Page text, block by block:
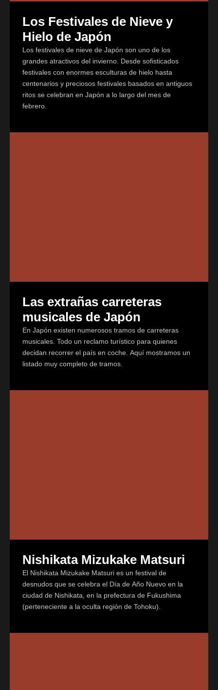
Los Festivales de Nieve y
Hielo de Japón
Los festivales de nieve de Japón son uno de los
grandes atractivos del invierno. Desde sofisticados
festivales con enormes esculturas de hielo hasta
centenarios y preciosos festivales basados en antiguos
ritos se celebran en Japón a lo largo del mes de
febrero.
Las extrañas carreteras
musicales de Japón
En Japón existen numerosos tramos de carreteras
musicales. Todo un reclamo turístico para quienes
decidan recorrer el país en coche. Aquí mostramos un
listado muy completo de tramos.
Nishikata Mizukake Matsuri
El Nishikata Mizukake Matsuri es un festival de
desnudos que se celebra el Día de Año Nuevo en la
ciudad de Nishikata, en la prefectura de Fukushima
(perteneciente a la oculta región de Tohoku).